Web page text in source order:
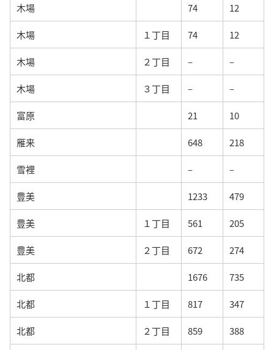
木場 74 12
木場 １丁目 74 12
木場 ２丁目 – –
木場 ３丁目 – –
富原 21 10
雁来 648 218
雪裡 – –
豊美 1233 479
豊美 １丁目 561 205
豊美 ２丁目 672 274
北都 1676 735
北都 １丁目 817 347
北都 ２丁目 859 388